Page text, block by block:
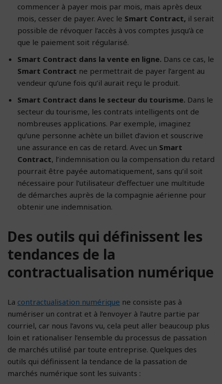
commencer à payer mois par mois, mais après deux
mois, cesser de payer. Avec le Smart Contract, il serait
possible de révoquer l’accès à vos comptes jusqu’à ce
que le paiement soit régularisé.
Smart Contract dans la vente en ligne. Dans ce cas, le
Smart Contract ne permettrait de payer l’argent au
vendeur qu’une fois qu’il aurait reçu le produit.
Smart Contract dans le secteur du tourisme. Dans le
secteur du tourisme, les contrats intelligents ont de
nombreuses applications. Par exemple, imaginez
qu’une personne achète un billet d’avion et souscrive
une assurance en cas de retard. Avec un Smart
Contract, l’indemnisation ou la compensation du retard
pourrait être payée automatiquement, sans qu’il soit
nécessaire pour l’utilisateur d’effectuer une multitude
de démarches auprès de la compagnie aérienne pour
obtenir une indemnisation.
Des outils qui définissent les
tendances de la
contractualisation numérique
La contractualisation numérique ne consiste pas à
numériser un contrat et à l’envoyer à l’autre partie par
courriel, car nous l’avons vu, cela peut aller beaucoup plus
loin et rationaliser l’ensemble du processus de passation
de marchés utilisé par toute entreprise. Quelques des
outils qui définissent la tendance de la passation de
marchés numérique sont les suivants :